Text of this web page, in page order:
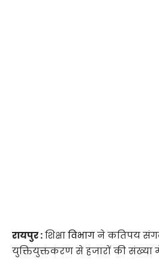
रायपुर :शिक्षाविभागने कतिपय
युक्तियुक्तकरण से हजारों की